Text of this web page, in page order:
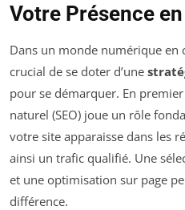
Votre Présence
Dans un monde numérique en
crucial de se doter d’une
pour se démarquer. En
naturel (SEO) joue un rôle
votre site apparaisse dans les
ainsi un trafic qualifié. Une
et une optimisation sur page
différence.